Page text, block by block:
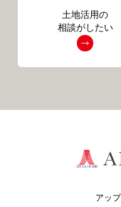
土地活用の
相談がしたい
アッ